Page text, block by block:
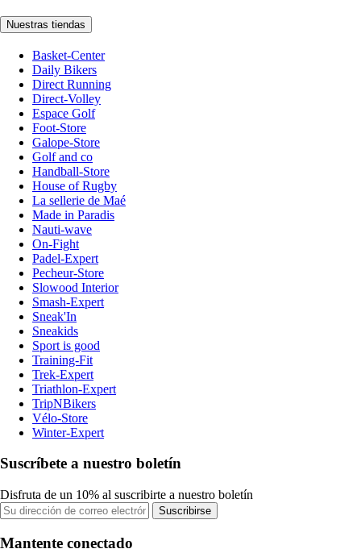
Nuestras tiendas
Basket-Center
Daily Bikers
Direct Running
Direct-Volley
Espace Golf
Foot-Store
Galope-Store
Golf and co
Handball-Store
House of Rugby
La sellerie de Maé
Made in Paradis
Nauti-wave
On-Fight
Padel-Expert
Pecheur-Store
Slowood Interior
Smash-Expert
Sneak'In
Sneakids
Sport is good
Training-Fit
Trek-Expert
Triathlon-Expert
TripNBikers
Vélo-Store
Winter-Expert
Suscríbete a nuestro boletín
Disfruta de un 10% al suscribirte a nuestro boletín
Suscribirse
Mantente conectado